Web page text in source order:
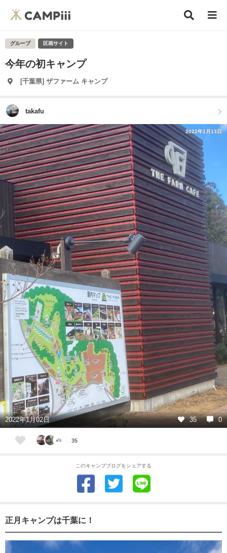
グループ 区画サイト
今年の初キャンプ
[千葉県] ザファーム キャンプ
takafu
2022年1月13日
2022年1月02日 35 0
35
このキャンプブログをシェアする
正月キャンプは千葉に！